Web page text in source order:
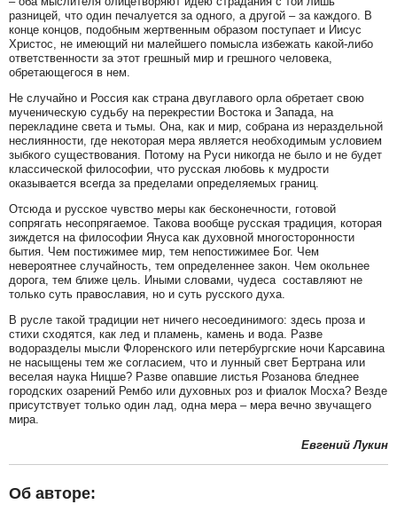
разницей, что один печалуется за одного, а другой – за каждого. В
конце концов, подобным жертвенным образом поступает и Иисус
Христос, не имеющий ни малейшего помысла избежать какой-либо
ответственности за этот грешный мир и грешного человека,
обретающегося в нем.
Не случайно и Россия как страна двуглавого орла обретает свою
мученическую судьбу на перекрестии Востока и Запада, на
перекладине света и тьмы. Она, как и мир, собрана из нераздельной
неслиянности, где некоторая мера является необходимым условием
зыбкого существования. Потому на Руси никогда не было и не будет
классической философии, что русская любовь к мудрости
оказывается всегда за пределами определяемых границ.
Отсюда и русское чувство меры как бесконечности, готовой
сопрягать несопрягаемое. Такова вообще русская традиция, которая
зиждется на философии Януса как духовной многосторонности
бытия. Чем постижимее мир, тем непостижимее Бог. Чем
невероятнее случайность, тем определеннее закон. Чем окольнее
дорога, тем ближе цель. Иными словами, чудеса составляют не
только суть православия, но и суть русского духа.
В русле такой традиции нет ничего несоединимого: здесь проза и
стихи сходятся, как лед и пламень, камень и вода. Разве
водоразделы мысли Флоренского или петербургские ночи Карсавина
не насыщены тем же согласием, что и лунный свет Бертрана или
веселая наука Ницше? Разве опавшие листья Розанова бледнее
городских озарений Рембо или духовных роз и фиалок Мосха? Везде
присутствует только один лад, одна мера – мера вечно звучащего
мира.
Евгений Лукин
Об авторе: